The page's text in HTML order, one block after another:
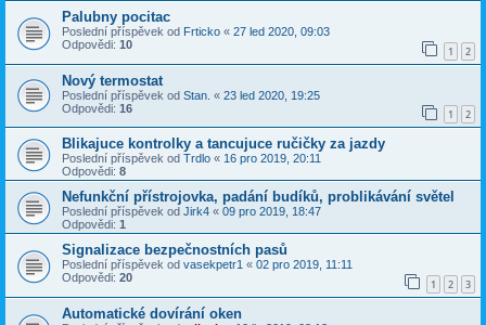
Palubny pocitac
Poslední příspěvek od Frticko « 27 led 2020, 09:03
Odpovědi: 10 1 2
Nový termostat
Poslední příspěvek od Stan. « 23 led 2020, 19:25
Odpovědi: 16 1 2
Blikajuce kontrolky a tancujuce ručičky za jazdy
Poslední příspěvek od Trdlo « 16 pro 2019, 20:11
Odpovědi: 8
Nefunkční přístrojovka, padání budíků, problikávání světel
Poslední příspěvek od Jirk4 « 09 pro 2019, 18:47
Odpovědi: 1
Signalizace bezpečnostních pasů
Poslední příspěvek od vasekpetr1 « 02 pro 2019, 11:11
Odpovědi: 20 1 2 3
Automatické dovírání oken